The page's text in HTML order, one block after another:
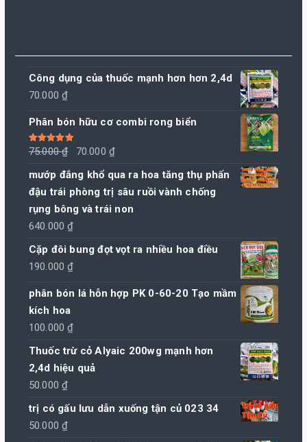
Công dụng của thuốc mạnh hơn hơn 2,4d
70.000₫
Phân bón hữu cơ combi rong biển
Được xếp
5.005
75.000₫
Giá
gốc
là:
75.000 ₫.
70.000 ₫
tại
mướp đắng khổ qua ra hoa tăng thụ phấn
đậu trái phòng trị sâu ruồi vành chống
rụng bông và trái non
640.000₫
Cặp đôi bung đọt vọt ra nhiều hoa điều
190.000₫
phân bón lá hỗn hợp PK 0-60-20 Tạo mầm
kích hoa
100.000₫
Thuốc trừ cỏ Alyaic 200wg mạnh hơn
2,4d hiệu quả
50.000₫
trị có gấu lưu dẫn xuống tận củ 023 34
50.000₫